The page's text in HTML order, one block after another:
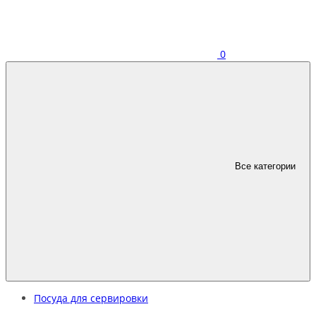
0
Все категории
Посуда для сервировки